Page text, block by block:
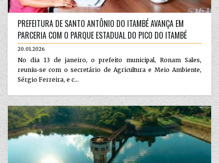
PREFEITURA DE SANTO ANTÔNIO DO ITAMBÉ AVANÇA EM
PARCERIA COM O PARQUE ESTADUAL DO PICO DO ITAMBÉ
20.01.2026
No dia 13 de janeiro, o prefeito municipal, Ronam Sales,
reuniu-se com o secretário de Agricultura e Meio Ambiente,
Sérgio Ferreira, e c...